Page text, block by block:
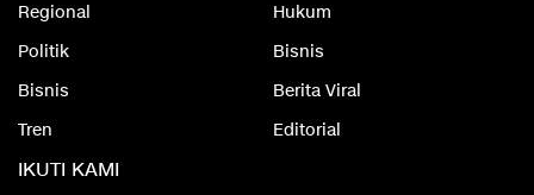
Regional
Hukum
Politik
Bisnis
Bisnis
Berita Viral
Tren
Editorial
IKUTI KAMI